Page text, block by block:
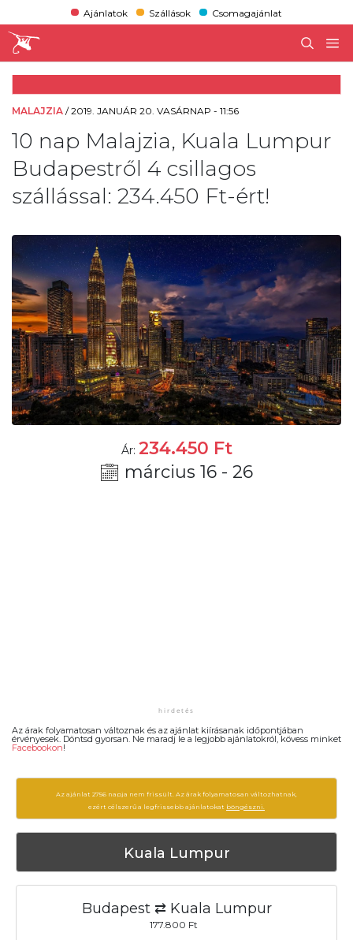
Ajánlatok Szállások Csomagajánlat
MALAJZIA /2019. JANUÁR 20. VASÁRNAP - 11:56
10 nap Malajzia, Kuala Lumpur
Budapestről 4 csillagos
szállással: 234.450 Ft-ért!
Ár: 234.450 Ft
március 16 - 26
Az árak folyamatosan változnak és az ajánlat kiírásanak időpontjában
érvényesek. Döntsd gyorsan. Ne maradj le a legjobb ajánlatokról, kövess minket
Facebookon!
Az ajánlat 2756 napja nem frissült. Az árak folyamatosan változhatnak,
ezért célszerű a legfrissebb ajánlatokat böngészni.
Kuala Lumpur
Budapest ⇄ Kuala Lumpur
177.800 Ft